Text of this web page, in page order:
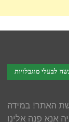
לבעלי מוגבלויות
האתר! במידה